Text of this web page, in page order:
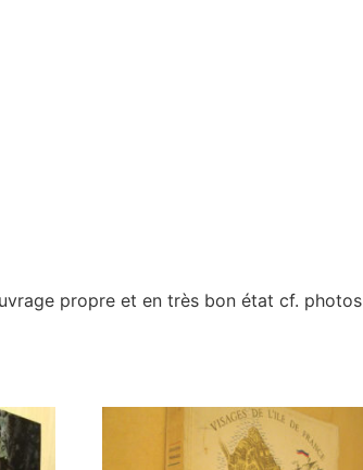
propre et en très bon état cf. photos